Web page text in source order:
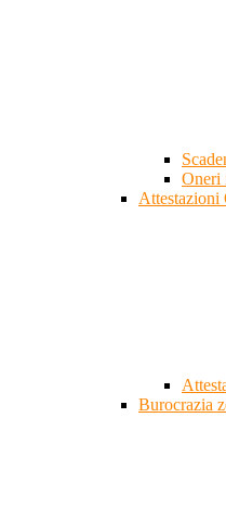
Oneri
Attestazioni
Burocrazia